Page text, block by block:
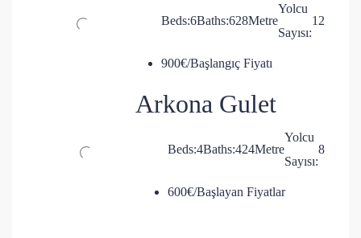
Beds:6Baths:628Metre
Yolcu
Sayısı:
12
900€/Başlangıç Fiyatı
Arkona Gulet
Beds:4Baths:424Metre
Yolcu
Sayısı:
8
600€/Başlayan Fiyatlar